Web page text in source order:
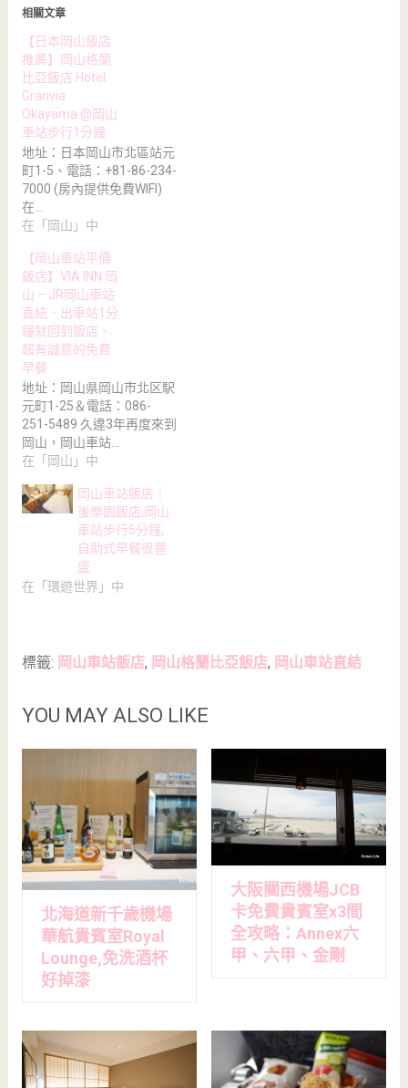
相關文章
【日本岡山飯店
推薦】岡山格蘭
比亞飯店 Hotel
Granvia
Okayama @岡山
車站步行1分鐘
地址：日本岡山市北區站元
町1-5、電話：+81-86-234-
7000 (房內提供免費WIFI)
在…
在「岡山」中
【岡山車站平價
飯店】VIA INN 岡
山 – JR岡山車站
直結、出車站1分
鐘就回到飯店、
超有誠意的免費
早餐
地址：岡山県岡山市北区駅
元町1-25＆電話：086-
251-5489 久違3年再度來到
岡山，岡山車站…
在「岡山」中
岡山車站飯店｜
後樂園飯店,岡山
車站步行5分鐘,
自助式早餐很豐
盛
在「環遊世界」中
標籤: 岡山車站飯店, 岡山格蘭比亞飯店, 岡山車站直結
YOU MAY ALSO LIKE
北海道新千歲機場
華航貴賓室Royal
Lounge,免洗酒杯
好掉漆
大阪關西機場JCB
卡免費貴賓室x3間
全攻略：Annex六
甲、六甲、金剛